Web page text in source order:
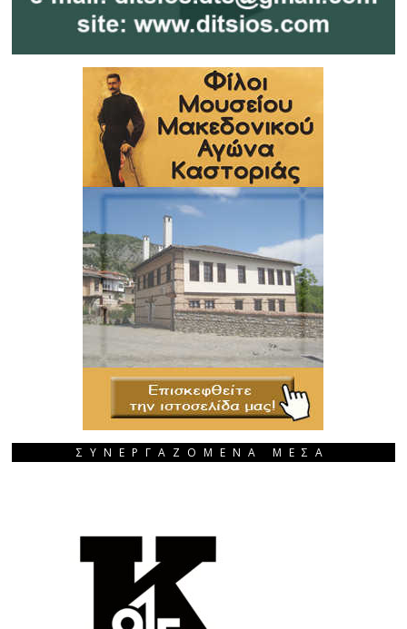
ΣΥΝΕΡΓΑΖΟΜΕΝΑ ΜΕΣΑ